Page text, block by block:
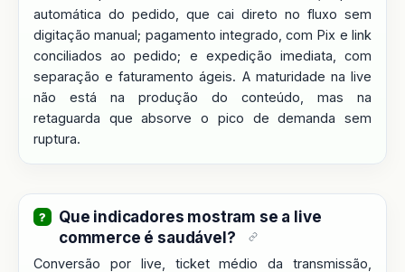
automática do pedido, que cai direto no fluxo sem
digitação manual; pagamento integrado, com Pix e link
conciliados ao pedido; e expedição imediata, com
separação e faturamento ágeis. A maturidade na live
não está na produção do conteúdo, mas na
retaguarda que absorve o pico de demanda sem
ruptura.
Que indicadores mostram se a live
commerce é saudável?
Conversão por live, ticket médio da transmissão,